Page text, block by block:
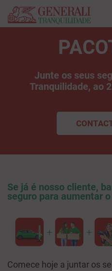
Junte os seus
Tranquilidade, ao
Se já é nosso cliente,
seguro para aumentar
Comece hoje a juntar os